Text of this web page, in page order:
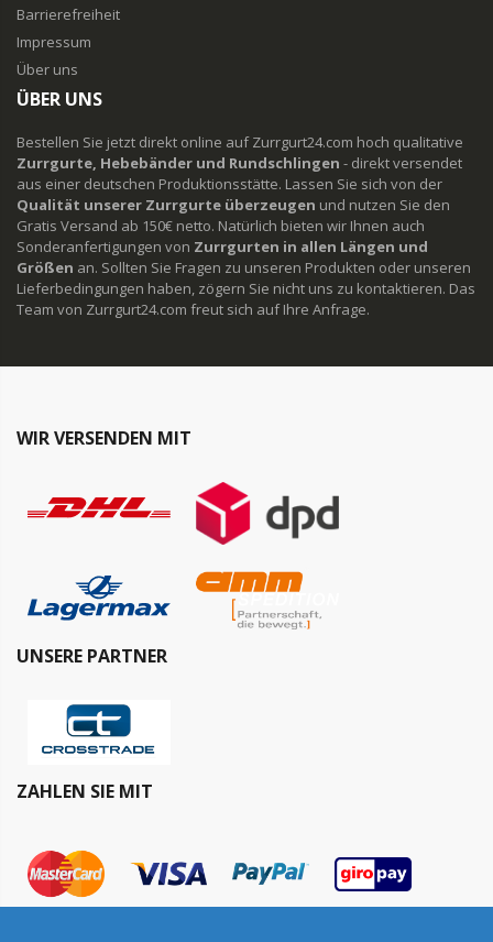
Barrierefreiheit
Impressum
Über uns
ÜBER UNS
Bestellen Sie jetzt direkt online auf Zurrgurt24.com hoch qualitative
Zurrgurte, Hebebänder und Rundschlingen - direkt versendet
aus einer deutschen Produktionsstätte. Lassen Sie sich von der
Qualität unserer Zurrgurte überzeugen und nutzen Sie den
Gratis Versand ab 150€ netto. Natürlich bieten wir Ihnen auch
Sonderanfertigungen von Zurrgurten in allen Längen und
Größen an. Sollten Sie Fragen zu unseren Produkten oder unseren
Lieferbedingungen haben, zögern Sie nicht uns zu kontaktieren. Das
Team von Zurrgurt24.com freut sich auf Ihre Anfrage.
WIR VERSENDEN MIT
UNSERE PARTNER
ZAHLEN SIE MIT